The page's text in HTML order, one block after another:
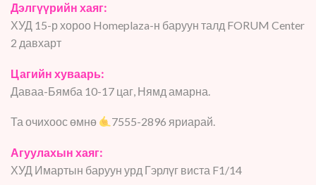
Дэлгүүрийн хаяг:
ХУД 15-р хороо Homeplaza-н баруун талд FORUM Center
2 давхарт
Цагийн хуваарь:
Даваа-Бямба 10-17 цаг, Нямд амарна.
Та очихоос өмнө 7555-2896 яриарай.
Агуулахын хаяг:
ХУД Имартын баруун урд Гэрлүг виста F1/14